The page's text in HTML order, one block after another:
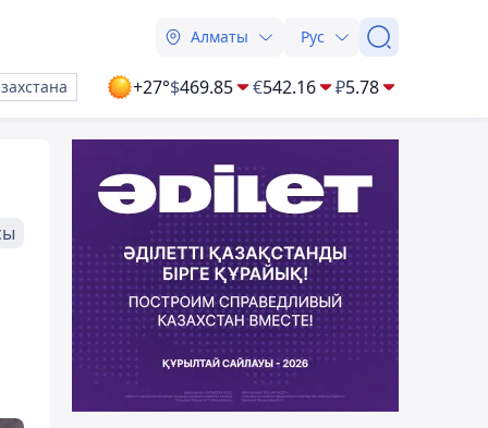
Алматы Рус
+27°$469.85 €542.16 ₽5.78